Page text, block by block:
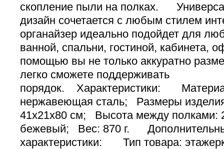
скопление пыли на полках.
дизайн сочетается с любым стилем
органайзер идеально подойдет для
ванной, спальни, гостиной, кабинета,
помощью вы не только аккуратно
легко сможете поддерживать
порядок. Характеристики:
нержавеющая сталь; Размеры
41х21х80 см; Высота между
бежевый; Вес: 870 г.
характеристики: Тип товара: